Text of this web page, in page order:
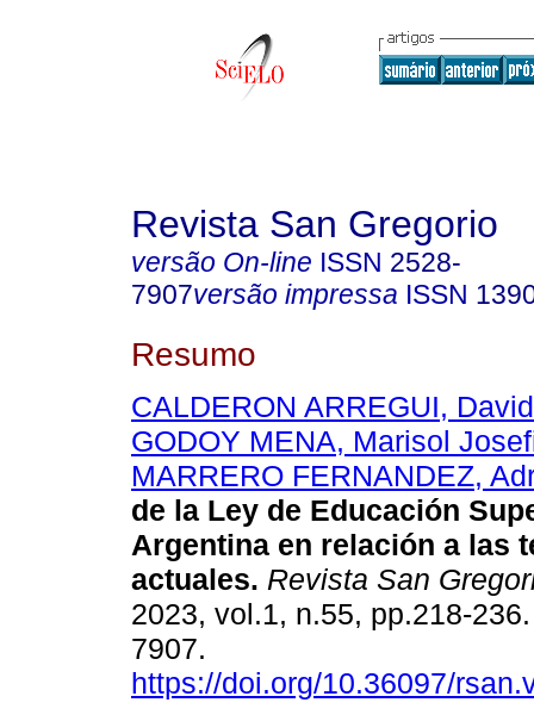
Revista San Gregorio
versão On-line ISSN 2528-
7907versão impressa ISSN
Resumo
CALDERON ARREGUI,
GODOY MENA, Marisol
MARRERO FERNANDEZ,
de la Ley de Educación
Argentina en relación a las
actuales. Revista San
2023, vol.1, n.55, pp.218-
7907.
https://doi.org/10.36097/